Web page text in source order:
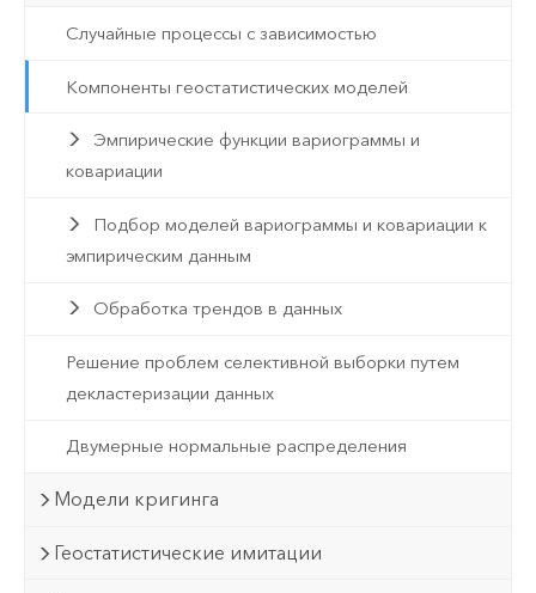
Случайные процессы с зависимостью
Компоненты геостатистических моделей
Эмпирические функции вариограммы и
ковариации
Подбор моделей вариограммы и ковариации к
эмпирическим данным
Обработка трендов в данных
Решение проблем селективной выборки путем
декластеризации данных
Двумерные нормальные распределения
Модели кригинга
Геостатистические имитации